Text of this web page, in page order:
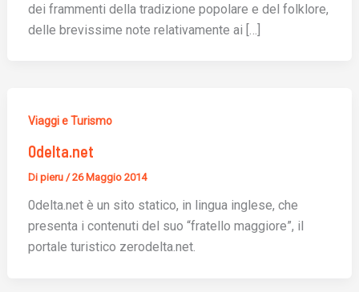
dei frammenti della tradizione popolare e del folklore,
delle brevissime note relativamente ai […]
Viaggi e Turismo
0delta.net
Di pieru /26 Maggio 2014
0delta.net è un sito statico, in lingua inglese, che
presenta i contenuti del suo “fratello maggiore”, il
portale turistico zerodelta.net.